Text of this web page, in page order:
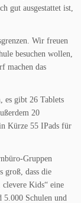
gut ausgestattet ist,
Wir freuen
besuchen wollen,
machen das
es gibt 26 Tablets
20
Kürze 55 IPads für
Gruppen
groß, dass die
Kids“ eine
5.000 Schulen und